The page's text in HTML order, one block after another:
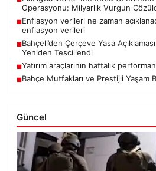
Operasyonu: Milyarlık Vurgun
■Enflasyon verileri ne zaman
enflasyon verileri
■Bahçeli’den Çerçeve Yasa
Yeniden Tescillendi
■Yatırım araçlarının haftalık
■Bahçe Mutfakları ve Prestijli Yaşam
Güncel